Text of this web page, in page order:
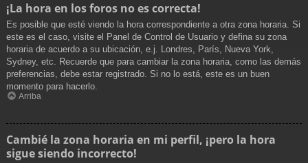
¡La hora en los foros no es correcta!
Es posible que esté viendo la hora correspondiente a otra zona horaria. Si
este es el caso, visite el Panel de Control de Usuario y defina su zona
horaria de acuerdo a su ubicación, e.j. Londres, París, Nueva York,
Sydney, etc. Recuerde que para cambiar la zona horaria, como las demás
preferencias, debe estar registrado. Si no lo está, este es un buen
momento para hacerlo.
Arriba
Cambié la zona horaria en mi perfil, ¡pero la hora
sigue siendo incorrecto!